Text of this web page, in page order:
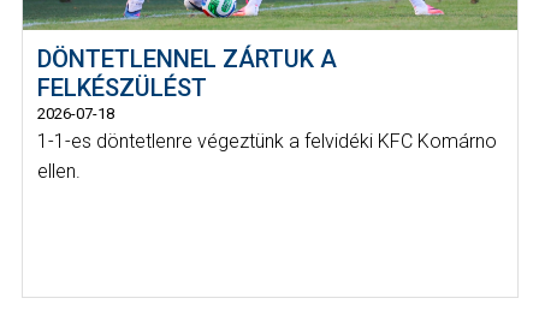
DÖNTETLENNEL ZÁRTUK A
FELKÉSZÜLÉST
2026-07-18
1-1-es döntetlenre végeztünk a felvidéki KFC Komárno
ellen.